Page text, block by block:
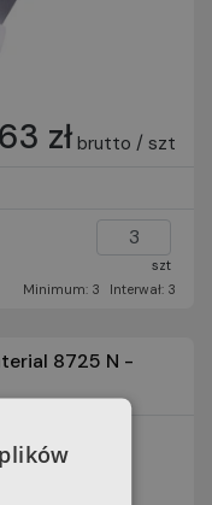
zł brutto / szt
szt
Minimum: 3
Interwał: 3
8725 N -